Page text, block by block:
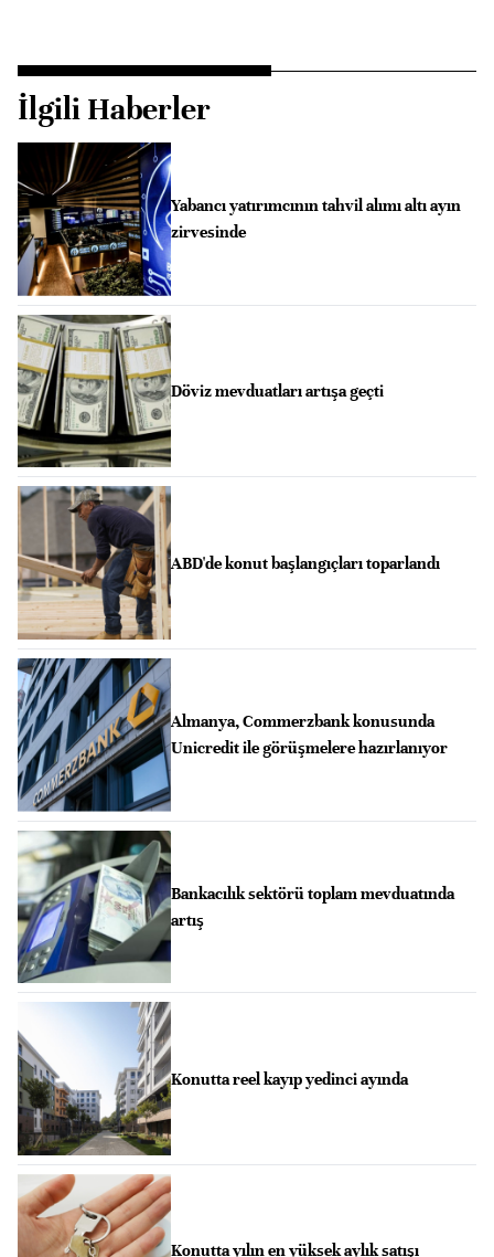
İlgili Haberler
Yabancı yatırımcının tahvil alımı altı ayın
zirvesinde
Döviz mevduatları artışa geçti
ABD'de konut başlangıçları toparlandı
Almanya, Commerzbank konusunda
Unicredit ile görüşmelere hazırlanıyor
Bankacılık sektörü toplam mevduatında
artış
Konutta reel kayıp yedinci ayında
Konutta yılın en yüksek aylık satışı